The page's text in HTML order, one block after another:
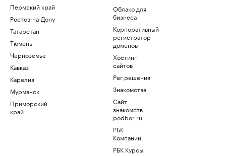
Пермский край
Ростов-на-Дону
Татарстан
Тюмень
Черноземье
Кавказ
Карелия
Мурманск
Приморский
край
Облако для
бизнеса
Корпоративный
регистратор
доменов
Хостинг
сайтов
Рег.решения
Знакомства
Сайт
знакомств
podbor.ru
РБК
Компании
РБК Курсы